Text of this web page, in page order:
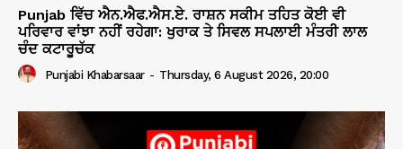
Punjab ਵਿੱਚ ਐਨ.ਐਫ.ਐਸ.ਏ. ਰਾਸ਼ਨ ਸਕੀਮ ਤਹਿਤ ਕੋਈ ਵੀ
ਪਰਿਵਾਰ ਵਾਂਝਾ ਨਹੀਂ ਰਹੇਗਾ: ਖੁਰਾਕ ਤੇ ਸਿਵਲ ਸਪਲਾਈ ਮੰਤਰੀ ਲਾਲ
ਚੰਦ ਕਟਾਰੂਚੱਕ
Punjabi Khabarsaar - Thursday, 6 August 2026, 20:00